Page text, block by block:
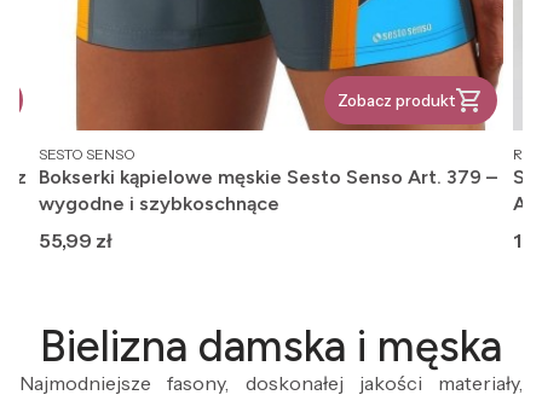
z
Zobacz produkt
PRODUCENT
SESTO SENSO
Bokserki kąpielowe męskie Sesto Senso Art. 379 –
wygodne i szybkoschnące
Cena
55,99 zł
Bielizna damska i męska
Najmodniejsze fasony, doskonałej jakości materiały,